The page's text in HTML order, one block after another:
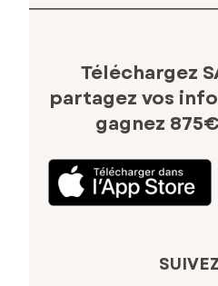
Téléchargez
partagez vos
gagnez